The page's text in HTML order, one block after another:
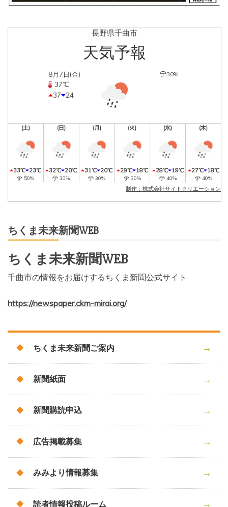
長野県千曲市
天気予報
8月7日(金)
37℃
37 24
30%
(土)
33℃ 23℃
50%
(日)
32℃ 20℃
30%
(月)
31℃ 20℃
30%
(火)
29℃ 18℃
30%
(水)
28℃ 19℃
40%
(木)
27℃ 18℃
40%
制作：株式会社サイトクリエーション
ちくま未来新聞WEB
ちくま未来新聞WEB
千曲市の情報をお届けするちくま新聞公式サイト
https://newspaper.ckm-mirai.org/
ちくま未来新聞ご案内
新聞紙面
新聞購読申込
広告掲載募集
みみより情報募集
読者情報投稿ルーム